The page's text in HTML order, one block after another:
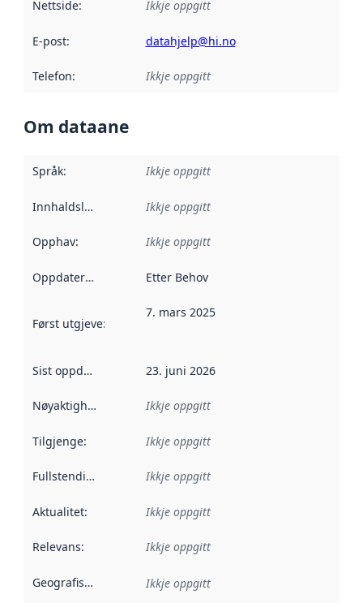
Nettside: Ikkje oppgitt
E-post: datahjelp@hi.no
Telefon: Ikkje oppgitt
Om dataane
Språk: Ikkje oppgitt
Innhaldsleverandørar :
Ikkje oppgitt
Opphav: Ikkje oppgitt
Oppdateringsfrekvens :
Etter Behov
Først utgjeve:
7. mars 2025
Sist oppdatert 23. juni 2026
Nøyaktigheit Ikkje oppgitt
Tilgjenge: Ikkje oppgitt
Fullstendigheit Ikkje oppgitt
Aktualitet: Ikkje oppgitt
Relevans: Ikkje oppgitt
Geografisk område Ikkje oppgitt